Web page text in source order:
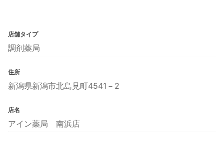
店舗タイプ
調剤薬局
住所
新潟県新潟市北島見町4541－2
店名
アイン薬局 南浜店